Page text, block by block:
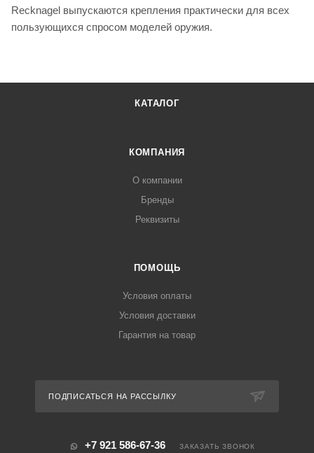
Recknagel выпускаются крепления практически для всех
пользующихся спросом моделей оружия.
КАТАЛОГ
КОМПАНИЯ
О компании
Бренды
Реквизиты
ПОМОЩЬ
Условия оплаты
Условия доставки
Гарантия на товар
ПОДПИСАТЬСЯ НА РАССЫЛКУ
+7 921 586-67-36 ЗАКАЗАТЬ ЗВОНОК